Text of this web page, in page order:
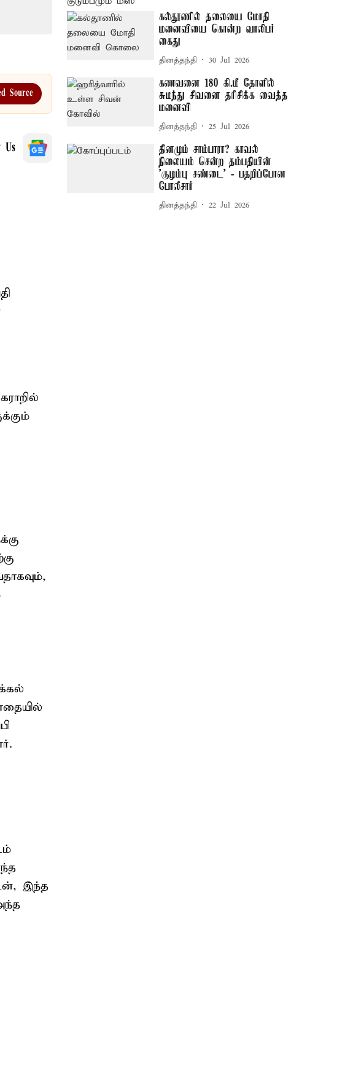
Source
Us
இ்ந்த
கல்தூணில் தலையை மோதி
மனைவியை கொன்ற வாலிபர்
கைது
தினத்தந்தி 30 Jul 2026
கணவனை 180 கி.மீ தோளில்
சுமந்து சிவனை தரிசிக்க வைத்த
மனைவி
தினத்தந்தி 25 Jul 2026
தினமும் சாம்பாரா? காவல்
நிலையம் சென்ற தம்பதியின்
'குழம்பு சண்டை' - பதறிப்போன
போலீசார்
தினத்தந்தி 22 Jul 2026